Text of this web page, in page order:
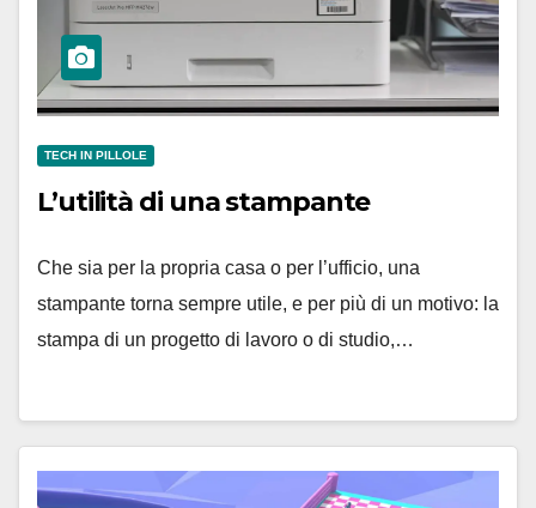
TECH IN PILLOLE
L’utilità di una stampante
Che sia per la propria casa o per l’ufficio, una
stampante torna sempre utile, e per più di un motivo: la
stampa di un progetto di lavoro o di studio,…